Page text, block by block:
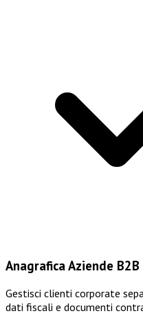
Anagrafica Aziende B2B
Gestisci clienti corporate
dati fiscali e documenti